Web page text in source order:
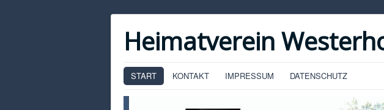
Heimatverein
START KONTAKT IMPRESSUM DATENSCHUTZ